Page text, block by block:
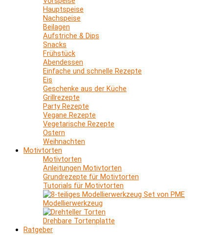
Hauptspeise
Nachspeise
Beilagen
Aufstriche & Dips
Snacks
Frühstück
Abendessen
Einfache und schnelle Rezepte
Eis
Geschenke aus der Küche
Grillrezepte
Party Rezepte
Vegane Rezepte
Vegetarische Rezepte
Ostern
Weihnachten
Motivtorten
Motivtorten
Anleitungen Motivtorten
Grundrezepte für Motivtorten
Tutorials für Motivtorten
Modellierwerkzeug
Drehbare Tortenplatte
Ratgeber